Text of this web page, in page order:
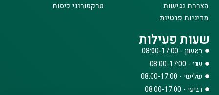
הצהרת נגישות
מדיניות פרטיות
טרקטורוני כיסוח
שעות פעילות
ראשון - 08:00-17:00
שני - 08:00-17:00
שלישי - 08:00-17:00
רביעי - 08:00-17:00